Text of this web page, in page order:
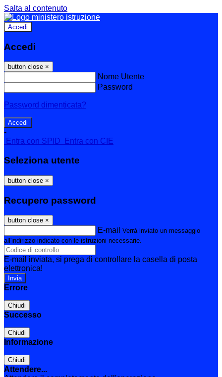
Salta al contenuto
Accedi
Accedi
button close ×
Nome Utente
Password
Password dimenticata?
-
Entra con SPID
Entra con CIE
Seleziona utente
button close ×
Recupero password
button close ×
E-mail Verrà inviato un messaggio
all'indirizzo indicato con le istruzioni necessarie.
E-mail inviata, si prega di controllare la casella di posta
elettronica!
Errore
Chiudi
Successo
Chiudi
Informazione
Chiudi
Attendere...